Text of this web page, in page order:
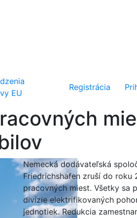
EU
Registrácia
Nemecká dodávateľská
Friedrichshafen zruší do roku
pracovných miest. Všetky sa
divízie elektrifikovaných
jednotiek. Redukcia